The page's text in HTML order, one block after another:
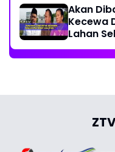
Akan
Kecewa
Lahan